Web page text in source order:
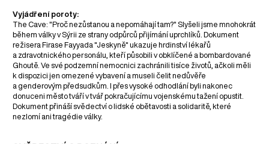
Vyjádření poroty:
The Cave: "Proč nezůstanou a nepomáhají tam?" Slyšeli jsme mnohokrát
během války v Sýrii ze strany odpůrců přijímání uprchlíků. Dokument
režisera Firase Fayyada "Jeskyně" ukazuje hrdinství lékařů
a zdravotnického personálu, kteří působili v obklíčené a bombardované
Ghoutě. Ve své podzemní nemocnici zachránili tisíce životů, ačkoli měli
k dispozici jen omezené vybavení a museli čelit nedůvěře
a genderovým předsudkům. I přes vysoké odhodlání byli nakonec
donuceni město tváří v tvář pokračujícímu vojenskému tažení opustit.
Dokument přináší svědectví o lidské obětavosti a solidaritě, které
nezlomí ani tragédie války.